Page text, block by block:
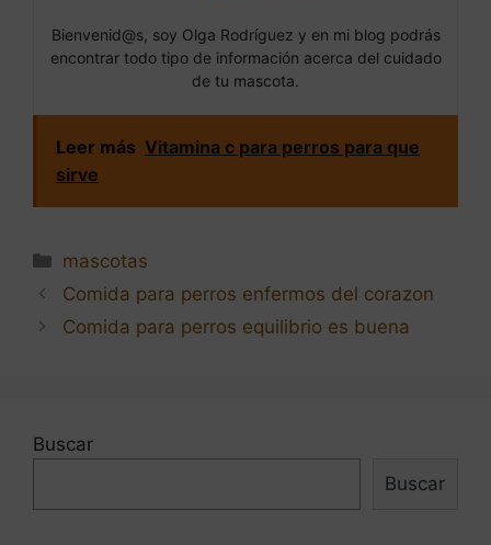
Bienvenid@s, soy Olga Rodríguez y en mi blog podrás
encontrar todo tipo de información acerca del cuidado
de tu mascota.
Leer más Vitamina c para perros para que
sirve
Categorías
mascotas
Navegación
de
Comida para perros enfermos del corazon
Comida para perros equilibrio es buena
Buscar
Buscar